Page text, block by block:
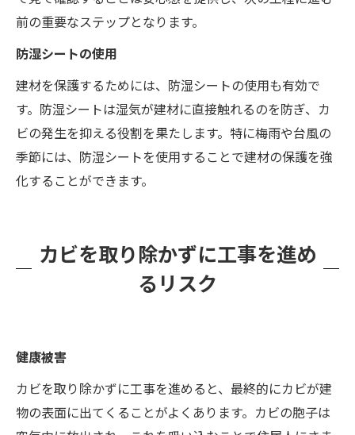
前の重要なステップとなります。
防湿シートの使用
建材を保護するためには、防湿シートの使用も有効で
す。防湿シートは湿気が建材に直接触れるのを防ぎ、カ
ビの発生を抑える役割を果たします。特に梅雨や台風の
季節には、防湿シートを使用することで建材の保護を強
化することができます。
カビを取り除かずに工事を進め
るリスク
健康被害
カビを取り除かずに工事を進めると、最終的にカビが建
物の表面に出てくることがよくあります。カビの胞子は